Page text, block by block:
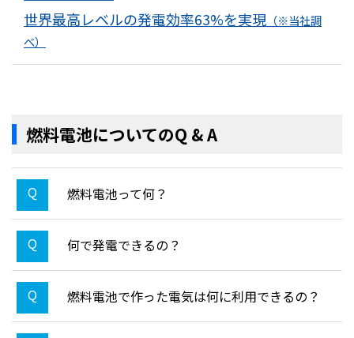
世界最高レベルの発電効率63%を実現 （※当社調
べ）
燃料電池についてのQ & A
燃料電池って何？
何で発電できるの？
燃料電池で作った電気は何に利用できるの？